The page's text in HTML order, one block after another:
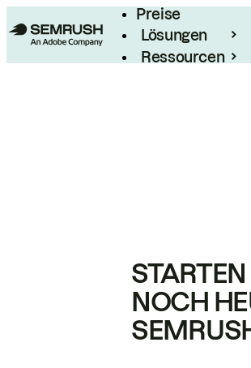
Preise
Lösungen
Ressourcen
STARTEN
NOCH